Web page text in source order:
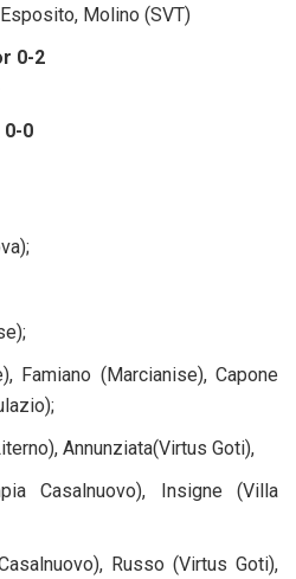
Molino (SVT)
0-2
0-0
Famiano (Marcianise), Capone
Annunziata(Virtus Goti),
Casalnuovo), Insigne (Villa
Russo (Virtus Goti),